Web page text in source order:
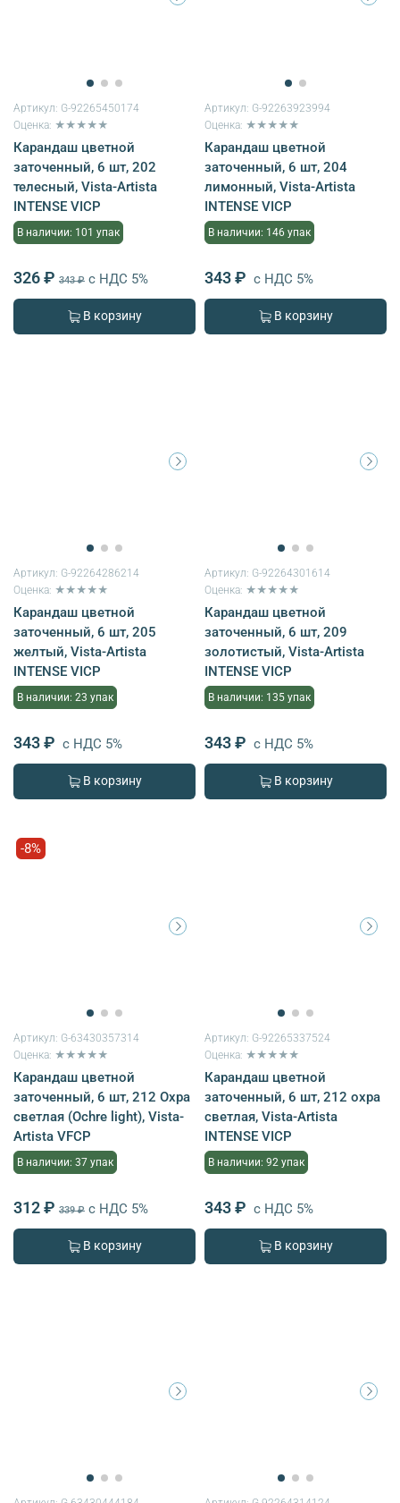
Артикул: G-92265450174
Оценка: ★★★★★
Карандаш цветной
заточенный, 6 шт, 202
телесный, Vista-Artista
INTENSE VICP
В наличии: 101 упак
326 ₽ 343 ₽ с НДС 5%
В корзину
Артикул: G-92263923994
Оценка: ★★★★★
Карандаш цветной
заточенный, 6 шт, 204
лимонный, Vista-Artista
INTENSE VICP
В наличии: 146 упак
343 ₽ с НДС 5%
В корзину
Артикул: G-92264286214
Оценка: ★★★★★
Карандаш цветной
заточенный, 6 шт, 205
желтый, Vista-Artista
INTENSE VICP
В наличии: 23 упак
343 ₽ с НДС 5%
В корзину
Артикул: G-92264301614
Оценка: ★★★★★
Карандаш цветной
заточенный, 6 шт, 209
золотистый, Vista-Artista
INTENSE VICP
В наличии: 135 упак
343 ₽ с НДС 5%
В корзину
-8%
Артикул: G-63430357314
Оценка: ★★★★★
Карандаш цветной
заточенный, 6 шт, 212 Охра
светлая (Ochre light), Vista-
Artista VFCP
В наличии: 37 упак
312 ₽ 339 ₽ с НДС 5%
В корзину
Артикул: G-92265337524
Оценка: ★★★★★
Карандаш цветной
заточенный, 6 шт, 212 охра
светлая, Vista-Artista
INTENSE VICP
В наличии: 92 упак
343 ₽ с НДС 5%
В корзину